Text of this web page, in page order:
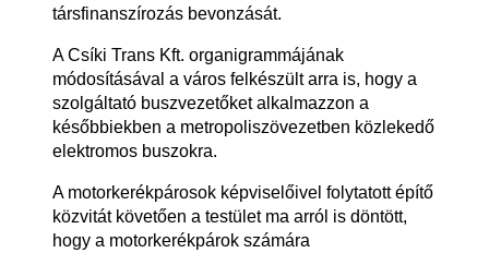
társfinanszírozás bevonzását.
A Csíki Trans Kft. organigrammájának
módosításával a város felkészült arra is, hogy a
szolgáltató buszvezetőket alkalmazzon a
későbbiekben a metropoliszövezetben közlekedő
elektromos buszokra.
A motorkerékpárosok képviselőivel folytatott építő
közvitát követően a testület ma arról is döntött,
hogy a motorkerékpárok számára